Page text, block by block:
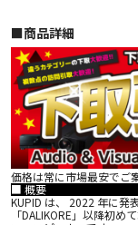
■︎商品詳細
価格は常に市場最安でご
■ 概要
KUPID は、 2022 年に発
「DALIKORE」以降初